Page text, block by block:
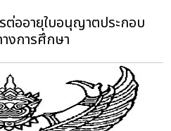
ออายุใบอนุญาตประกอบ
งการศึกษา